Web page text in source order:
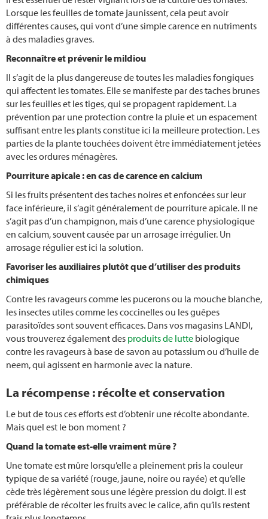
Lorsque les feuilles de tomate jaunissent, cela peut avoir
différentes causes, qui vont d’une simple carence en nutriments
à des maladies graves.
Reconnaître et prévenir le mildiou
Il s’agit de la plus dangereuse de toutes les maladies fongiques
qui affectent les tomates. Elle se manifeste par des taches brunes
sur les feuilles et les tiges, qui se propagent rapidement. La
prévention par une protection contre la pluie et un espacement
suffisant entre les plants constitue ici la meilleure protection. Les
parties de la plante touchées doivent être immédiatement jetées
avec les ordures ménagères.
Pourriture apicale : en cas de carence en calcium
Si les fruits présentent des taches noires et enfoncées sur leur
face inférieure, il s’agit généralement de pourriture apicale. Il ne
s’agit pas d’un champignon, mais d’une carence physiologique
en calcium, souvent causée par un arrosage irrégulier. Un
arrosage régulier est ici la solution.
Favoriser les auxiliaires plutôt que d’utiliser des produits
chimiques
Contre les ravageurs comme les pucerons ou la mouche blanche,
les insectes utiles comme les coccinelles ou les guêpes
parasitoïdes sont souvent efficaces. Dans vos magasins LANDI,
vous trouverez également des produits de lutte biologique
contre les ravageurs à base de savon au potassium ou d’huile de
neem, qui agissent en harmonie avec la nature.
La récompense : récolte et conservation
Le but de tous ces efforts est d’obtenir une récolte abondante.
Mais quel est le bon moment ?
Quand la tomate est-elle vraiment mûre ?
Une tomate est mûre lorsqu’elle a pleinement pris la couleur
typique de sa variété (rouge, jaune, noire ou rayée) et qu’elle
cède très légèrement sous une légère pression du doigt. Il est
préférable de récolter les fruits avec le calice, afin qu’ils restent